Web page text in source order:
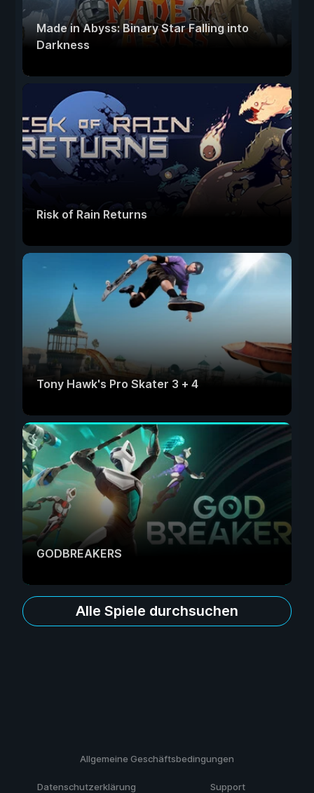
Made in Abyss: Binary Star Falling into
Darkness
Risk of Rain Returns
Tony Hawk's Pro Skater 3 + 4
GODBREAKERS
Alle Spiele durchsuchen
Allgemeine Geschäftsbedingungen
Datenschutzerklärung Support